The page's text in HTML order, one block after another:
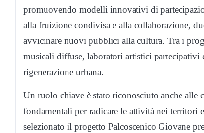
promuovendo modelli innovativi di
alla fruizione condivisa e alla collaborazione,
avvicinare nuovi pubblici alla cultura. Tra i
musicali diffuse, laboratori artistici
rigenerazione urbana.
Un ruolo chiave è stato riconosciuto anche
fondamentali per radicare le attività nei territori
selezionato il progetto Palcoscenico Giovane